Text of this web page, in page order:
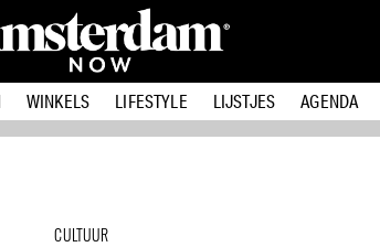
WINKELS LIFESTYLE LIJSTJES AGENDA
CULTUUR